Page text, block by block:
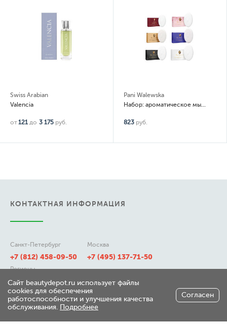
Swiss Arabian
Valencia
от121 до 3 175 руб.
Pani Walewska
Набор: ароматическое мыло Classic, White, Gold, Noir, Ruby, Sweet Romance 6 шт по 100гр
823 руб.
КОНТАКТНАЯ ИНФОРМАЦИЯ
Санкт-Петербург
+7 (812) 458-09-50
Москва
+7 (495) 137-71-50
Регионы
8 (800) 511-21-50
197348, г. Санкт-Петербург,
Сайт beautydepot.ru использует файлы
cookies для обеспечения
работоспособности и улучшения качества
обслуживания. Подробнее
Согласен